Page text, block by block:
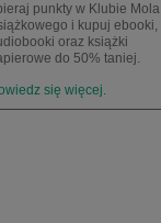
punkty w Klubie Mola
i kupuj ebooki,
oraz książki
do 50% taniej.
się więcej.